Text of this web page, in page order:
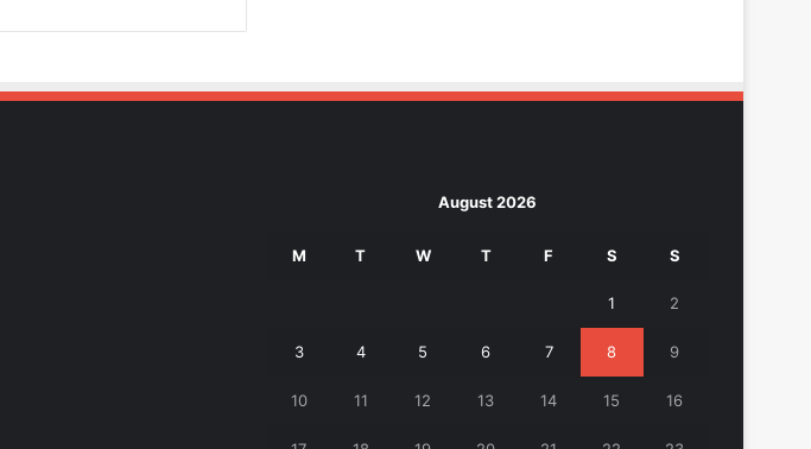
August 2026
M T W T F S S
1 2
3 4 5 6 7 8 9
10 11 12 13 14 15 16